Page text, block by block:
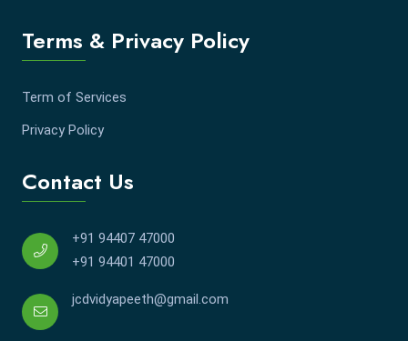
Terms & Privacy Policy
Term of Services
Privacy Policy
Contact Us
+91 94407 47000
+91 94401 47000
jcdvidyapeeth@gmail.com